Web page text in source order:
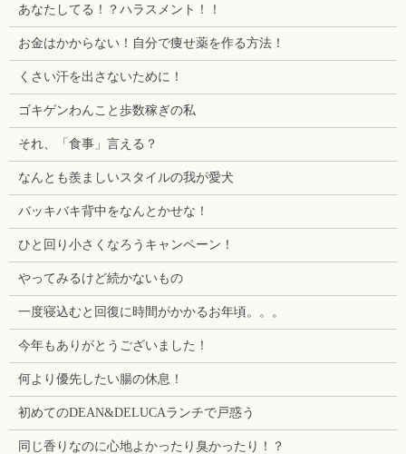
あなたしてる！？ハラスメント！！
お金はかからない！自分で痩せ薬を作る方法！
くさい汗を出さないために！
ゴキゲンわんこと歩数稼ぎの私
それ、「食事」言える？
なんとも羨ましいスタイルの我が愛犬
バッキバキ背中をなんとかせな！
ひと回り小さくなろうキャンペーン！
やってみるけど続かないもの
一度寝込むと回復に時間がかかるお年頃。。。
今年もありがとうございました！
何より優先したい腸の休息！
初めてのDEAN&DELUCAランチで戸惑う
同じ香りなのに心地よかったり臭かったり！？